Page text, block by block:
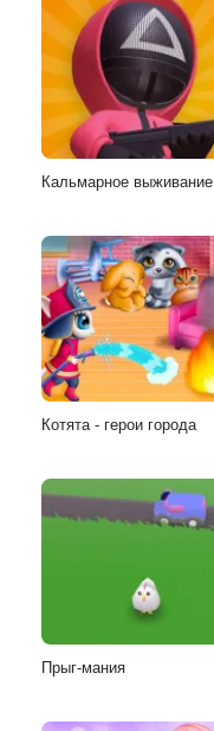
Кальмарное выживание
Котята - герои города
Прыг-мания